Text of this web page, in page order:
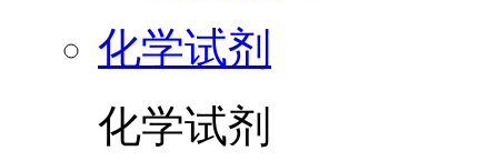
化学试剂
化学试剂